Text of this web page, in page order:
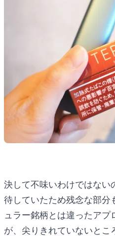
決して不味いわけではない
待していたため残念な部分
ュラー銘柄とは違ったア
が、尖りきれていないとこ